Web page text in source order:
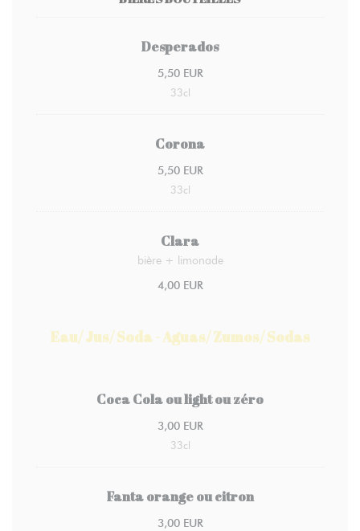
Desperados
5,50 EUR
33cl
Corona
5,50 EUR
33cl
Clara
bière + limonade
4,00 EUR
Eau/ Jus/ Soda - Aguas/ Zumos/ Sodas
Coca Cola ou light ou zéro
3,00 EUR
33cl
Fanta orange ou citron
3,00 EUR